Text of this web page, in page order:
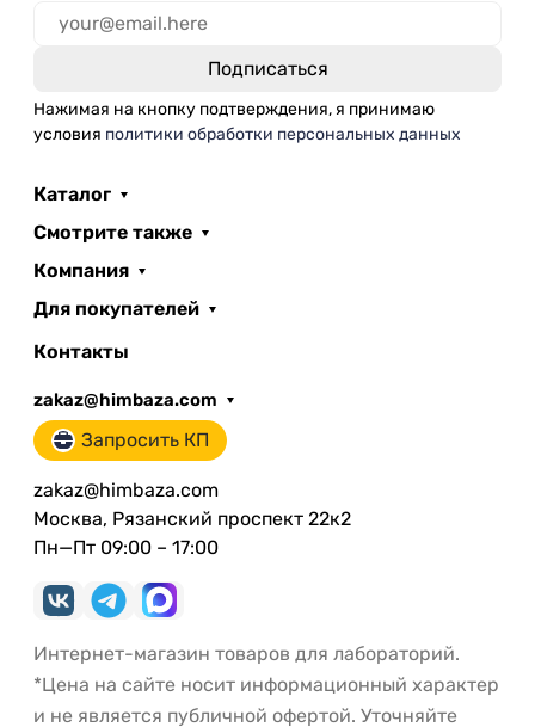
Нажимая на кнопку подтверждения, я принимаю
условия политики обработки персональных данных
Каталог
Смотрите также
Компания
Для покупателей
Контакты
zakaz@himbaza.com
Запросить КП
zakaz@himbaza.com
Москва, Рязанский проспект 22к2
Пн—Пт 09:00 – 17:00
Интернет-магазин товаров для лабораторий.
*Цена на сайте носит информационный характер
и не является публичной офертой. Уточняйте